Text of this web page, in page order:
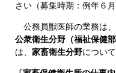
さい（募集時期：例年６月
公務員獣医師の業務は
公衆衛生分野（福祉保健部
は、 家畜衛生分野につい